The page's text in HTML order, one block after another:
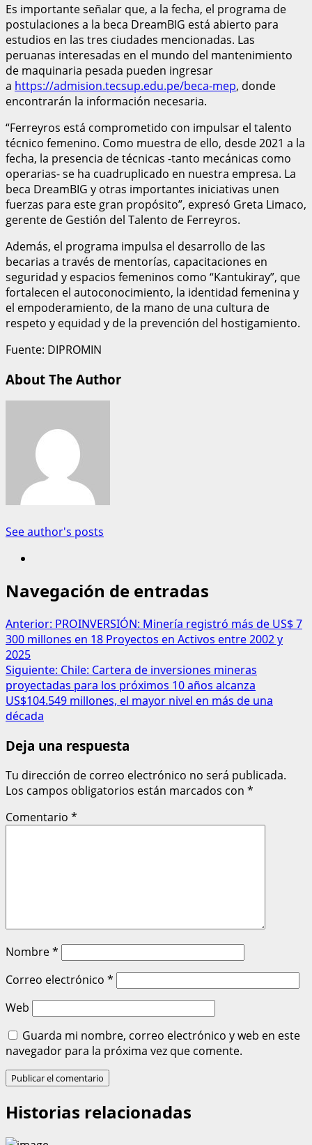
Es importante señalar que, a la fecha, el programa de
postulaciones a la beca DreamBIG está abierto para
estudios en las tres ciudades mencionadas. Las
peruanas interesadas en el mundo del mantenimiento
de maquinaria pesada pueden ingresar
a https://admision.tecsup.edu.pe/beca-mep, donde
encontrarán la información necesaria.
“Ferreyros está comprometido con impulsar el talento
técnico femenino. Como muestra de ello, desde 2021 a la
fecha, la presencia de técnicas -tanto mecánicas como
operarias- se ha cuadruplicado en nuestra empresa. La
beca DreamBIG y otras importantes iniciativas unen
fuerzas para este gran propósito”, expresó Greta Limaco,
gerente de Gestión del Talento de Ferreyros.
Además, el programa impulsa el desarrollo de las
becarias a través de mentorías, capacitaciones en
seguridad y espacios femeninos como “Kantukiray”, que
fortalecen el autoconocimiento, la identidad femenina y
el empoderamiento, de la mano de una cultura de
respeto y equidad y de la prevención del hostigamiento.
Fuente: DIPROMIN
About The Author
See author's posts
Navegación de entradas
Anterior: PROINVERSIÓN: Minería registró más de US$ 7
300 millones en 18 Proyectos en Activos entre 2002 y
2025
Siguiente: Chile: Cartera de inversiones mineras
proyectadas para los próximos 10 años alcanza
US$104.549 millones, el mayor nivel en más de una
década
Deja una respuesta
Tu dirección de correo electrónico no será publicada.
Los campos obligatorios están marcados con *
Comentario *
Nombre*
Correo electrónico *
Web
Guarda mi nombre, correo electrónico y web en este
navegador para la próxima vez que comente.
Historias relacionadas